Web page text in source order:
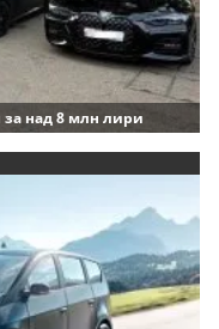
над 8 млн лири